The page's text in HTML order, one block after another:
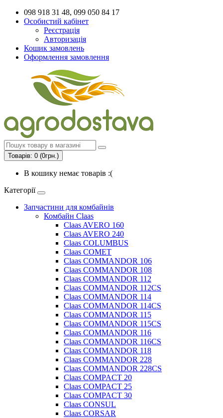
098 918 31 48, 099 050 84 17
Особистий кабінет
Реєстрація
Авторизація
Кошик замовлень
Оформлення замовлення
Товарів: 0 (0грн.)
В кошику немає товарів :(
Категорії
Запчастини для комбайнів
Комбайн Claas
Claas AVERO 160
Claas AVERO 240
Claas COLUMBUS
Claas COMET
Claas COMMANDOR 106
Claas COMMANDOR 108
Claas COMMANDOR 112
Claas COMMANDOR 112CS
Claas COMMANDOR 114
Claas COMMANDOR 114CS
Claas COMMANDOR 115
Claas COMMANDOR 115CS
Claas COMMANDOR 116
Claas COMMANDOR 116CS
Claas COMMANDOR 118
Claas COMMANDOR 228
Claas COMMANDOR 228CS
Claas COMPACT 20
Claas COMPACT 25
Claas COMPACT 30
Claas CONSUL
Claas CORSAR